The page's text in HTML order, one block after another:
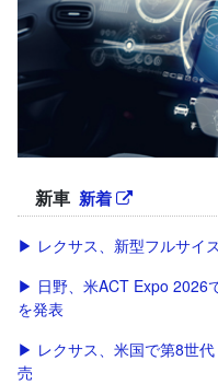
新車 新着
▶ レクサス、新型フルサイ
▶ 日野、米ACT Expo 2026
を発表
▶ レクサス、米国で第8世
売